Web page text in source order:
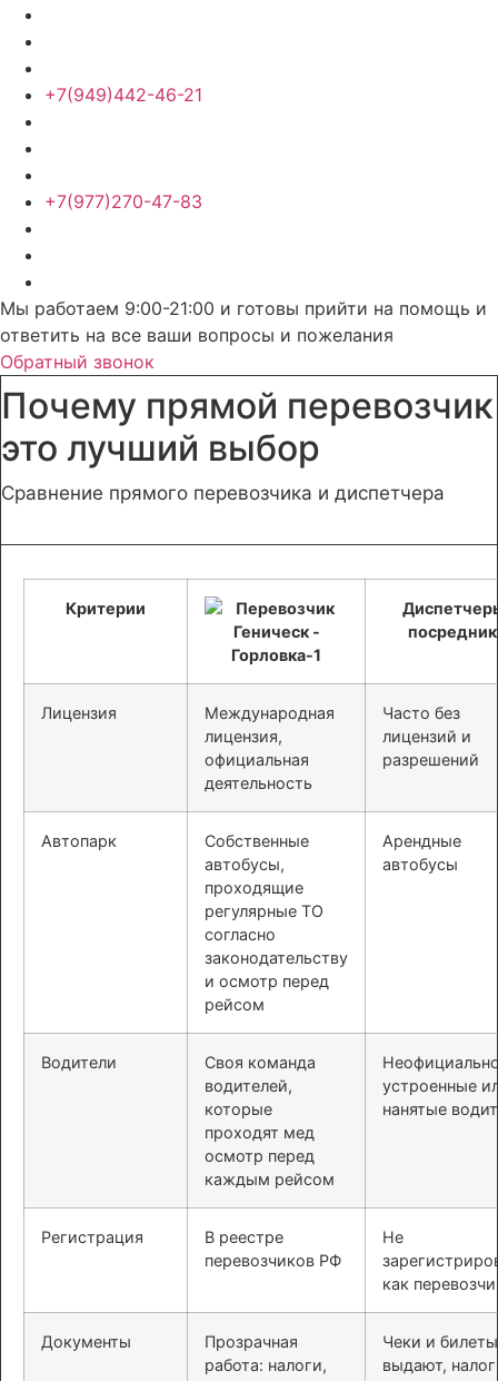
+7(949)442-46-21
+7(977)270-47-83
Мы работаем 9:00-21:00 и готовы прийти на помощь и
ответить на все ваши вопросы и пожелания
Обратный звонок
Почему прямой перевозчик
это лучший выбор
Сравнение прямого перевозчика и диспетчера
Критерии
Лицензия
Международная
лицензия,
официальная
деятельность
Часто без
лицензий и
разрешений
Автопарк
Собственные
автобусы,
проходящие
регулярные ТО
согласно
законодательству
и осмотр перед
рейсом
Арендные
автобусы
Водители
Своя команда
водителей,
которые
проходят мед
осмотр перед
каждым рейсом
устроенные
нанятые
Регистрация
В реестре
перевозчиков РФ
Не
как
Документы
Прозрачная
работа: налоги,
Чеки и
выдают,